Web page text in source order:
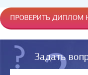
ПРОВЕРИТЬ ДИПЛОМ
Задать